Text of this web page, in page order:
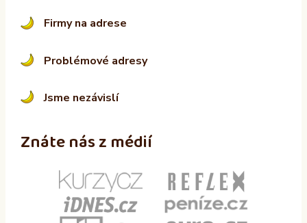
Firmy na adrese
Problémové adresy
Jsme nezávislí
Znáte nás z médií